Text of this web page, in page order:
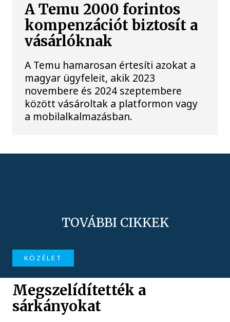
A Temu 2000 forintos
kompenzációt biztosít a
vásárlóknak
A Temu hamarosan értesíti azokat a
magyar ügyfeleit, akik 2023
novembere és 2024 szeptembere
között vásároltak a platformon vagy
a mobilalkalmazásban.
TOVÁBBI CIKKEK
KÖZÉLET
Megszelídítették a
sárkányokat